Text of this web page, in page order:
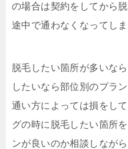
の場合は契約をしてから
途中で通わなくなってし
脱毛したい箇所が多いな
したいなら部位別のプラ
通い方によっては損をし
グの時に脱毛したい箇所
ンが良いのか相談しなが